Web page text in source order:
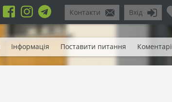
Вхід
Контакти
Інформація Поставити питання Коментарі